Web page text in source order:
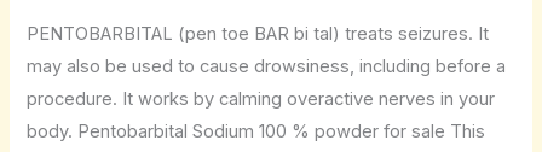
PENTOBARBITAL (pen toe BAR bi tal) treats seizures. It
may also be used to cause drowsiness, including before a
procedure. It works by calming overactive nerves in your
body. Pentobarbital Sodium 100 % powder for sale This
sale